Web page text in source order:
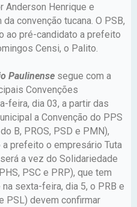
Anderson Henrique e
convenção tucana. O PSB,
ao pré-candidato a prefeito
Censi, o Palito.
Paulinense segue com a
Convenções
feira, dia 03, a partir das
a Convenção do PPS
B, PROS, PSD e PMN),
prefeito o empresário Tuta
a vez do Solidariedade
PSC e PRP), que tem
sexta-feira, dia 5, o PRB e
PSL) devem confirmar